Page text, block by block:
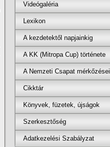
Videógaléria
Lexikon
A kezdetektől napjainkig
A KK (Mitropa Cup) története
A Nemzeti Csapat mérkőzései
Cikktár
Könyvek, füzetek, újságok
Szerkesztőség
Adatkezelési Szabályzat